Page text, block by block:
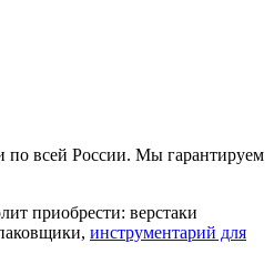
по всей России. Мы гарантируем
приобрести: верстаки
инструментарий для